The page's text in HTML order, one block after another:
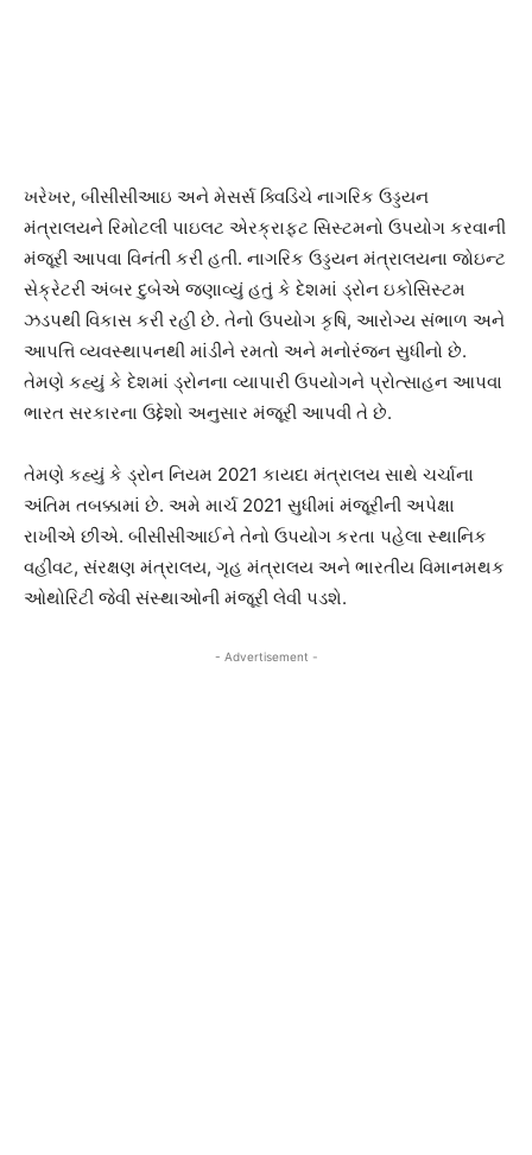
ખરેખર, બીસીસીઆઇ અને મેસર્સ ક્વિડિચે નાગરિક ઉડ્ડયન
મંત્રાલયને રિમોટલી પાઇલટ એરક્રાફ્ટ સિસ્ટમનો ઉપયોગ કરવાની
મંજૂરી આપવા વિનંતી કરી હતી. નાગરિક ઉડ્ડયન મંત્રાલયના જોઇન્ટ
સેક્રેટરી અંબર દુબેએ જણાવ્યું હતું કે દેશમાં ડ્રોન ઇકોસિસ્ટમ
ઝડપથી વિકાસ કરી રહી છે. તેનો ઉપયોગ કૃષિ, આરોગ્ય સંભાળ અને
આપત્તિ વ્યવસ્થાપનથી માંડીને રમતો અને મનોરંજન સુધીનો છે.
તેમણે કહ્યું કે દેશમાં ડ્રોનના વ્યાપારી ઉપયોગને પ્રોત્સાહન આપવા
ભારત સરકારના ઉદ્દેશો અનુસાર મંજૂરી આપવી તે છે.
તેમણે કહ્યું કે ડ્રોન નિયમ 2021 કાયદા મંત્રાલય સાથે ચર્ચાના
અંતિમ તબક્કામાં છે. અમે માર્ચ 2021 સુધીમાં મંજૂરીની અપેક્ષા
રાખીએ છીએ. બીસીસીઆઈને તેનો ઉપયોગ કરતા પહેલા સ્થાનિક
વહીવટ, સંરક્ષણ મંત્રાલય, ગૃહ મંત્રાલય અને ભારતીય વિમાનમથક
ઓથોરિટી જેવી સંસ્થાઓની મંજૂરી લેવી પડશે.
- Advertisement -